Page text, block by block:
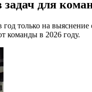
для
год только на
команды в 2026 году.